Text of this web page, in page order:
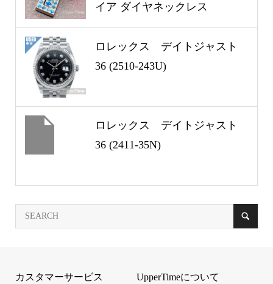
イア ダイヤネックレス
WG (2409-262U)
ロレックス デイトジャスト
36 (2510-243U)
ロレックス デイトジャスト
36 (2411-35N)
カスタマーサービス UpperTimeについて